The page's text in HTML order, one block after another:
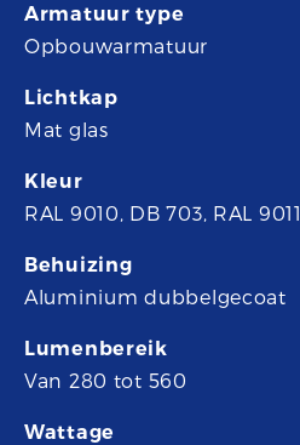
Armatuur type
Opbouwarmatuur
Lichtkap
Mat glas
Kleur
RAL 9010, DB 703, RAL 9011
Behuizing
Aluminium dubbelgecoat
Lumenbereik
Van 280 tot 560
Wattage